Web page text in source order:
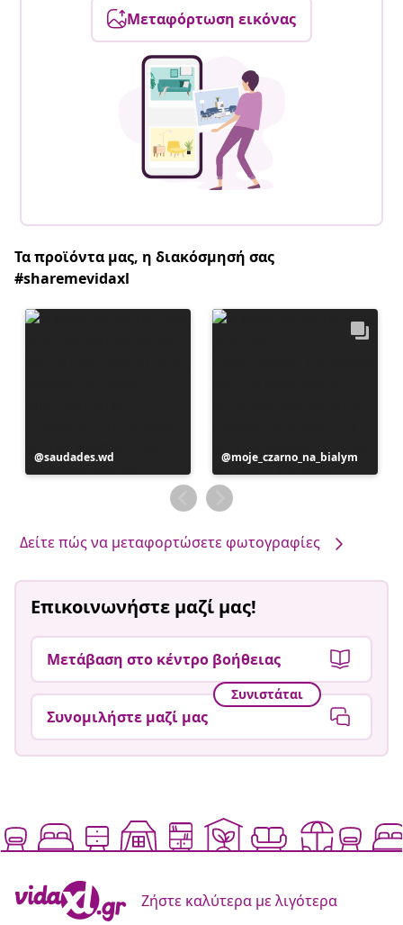
Μεταφόρτωση εικόνας
Τα προϊόντα μας, η διακόσμησή σας
#sharemevidaxl
Η
ανάρτηση
saudades.wd
Η
ανάρτηση
δημοσιεύθηκε
από
moje_czarno_na_bialym
Δείτε πώς να μεταφορτώσετε φωτογραφίες
Επικοινωνήστε μαζί μας!
Μετάβαση στο κέντρο βοήθειας
Συνιστάται
Συνομιλήστε μαζί μας
Ζήστε καλύτερα με λιγότερα